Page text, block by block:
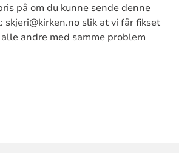
på om du kunne sende denne
slik at vi får fikset
andre med samme problem